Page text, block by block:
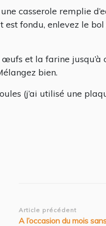
casserole remplie
est fondu, enlevez le
et la farine
bien.
(j’ai utilisé une
Navigation
Article précédent
A l’occasion du mois